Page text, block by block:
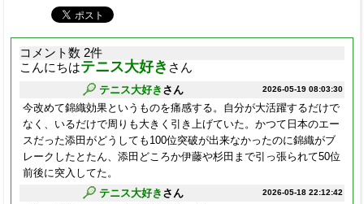
コメント数 2件
こんにちはテニス大好き さん
2026-05-19 08:03:30
テニス大好き さん
今改めて錦織効果というものを痛感する。自分が大活躍するだけで
なく、いるだけで周りも大きく引き上げていた。かつて日本のエー
スだった添田がどうしても100位突破が出来なかったのに錦織がブ
レークしたとたん、添田どころか伊藤や杉田まで引っ張られて50位
前後に突入してた。
2026-05-18 22:12:42
テニス大好き さん